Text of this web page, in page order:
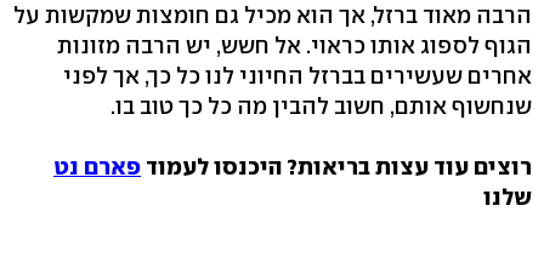
הרבה מאוד ברזל, אך הוא מכיל גם חומצות שמקשות על
הגוף לספוג אותו כראוי. אל חשש, יש הרבה מזונות
אחרים שעשירים בברזל החיוני לנו כל כך, אך לפני
שנחשוף אותם, חשוב להבין מה כל כך טוב בו.
רוצים עוד עצות בריאות? היכנסו לעמוד פארם נט
שלנו